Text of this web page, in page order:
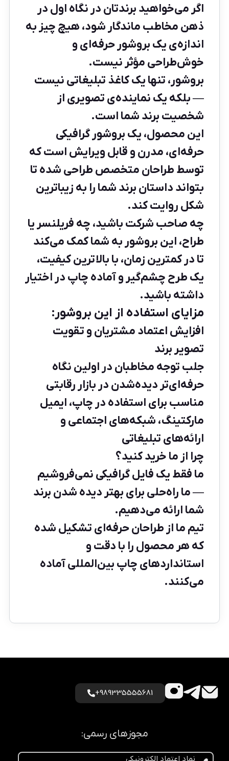
اگر می‌خواهید برندتان در نگاه اول در
ذهن مخاطب ماندگار شود، هیچ چیز به
اندازه‌ی یک بروشور حرفه‌ای و
خوش‌طراحی مؤثر نیست.
بروشور، تنها یک کاغذ تبلیغاتی نیست
— بلکه یک نماینده‌ی تصویری از
شخصیت برند شما است.
این محصول، یک بروشور گرافیکی
حرفه‌ای، مدرن و قابل ویرایش است که
توسط طراحان متخصص طراحی شده تا
بتواند داستان برند شما را به زیباترین
شکل روایت کند.
چه صاحب شرکت باشید، چه فریلنسر یا
طراح، این بروشور به شما کمک می‌کند
تا در کمترین زمان، با بالاترین کیفیت،
یک طرح چشم‌گیر و آماده چاپ در اختیار
داشته باشید.
مزایای استفاده از این بروشور:
افزایش اعتماد مشتریان و تقویت
تصویر برند
جلب توجه مخاطبان در اولین نگاه
حرفه‌ای‌تر دیده‌شدن در بازار رقابتی
مناسب برای استفاده در چاپ، ایمیل
مارکتینگ، شبکه‌های اجتماعی و
ارائه‌های تبلیغاتی
چرا از ما خرید کنید؟
ما فقط یک فایل گرافیکی نمی‌فروشیم
— ما راه‌حلی برای بهتر دیده شدن برند
شما ارائه می‌دهیم.
تیم ما از طراحان حرفه‌ای تشکیل شده
که هر محصول را با دقت و
استانداردهای چاپ بین‌المللی آماده
می‌کنند.
989335555681+
مجوزهای رسمی: